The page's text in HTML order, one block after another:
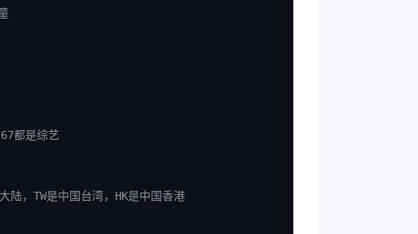
都是综艺
TW是中国台湾，HK是中国香港